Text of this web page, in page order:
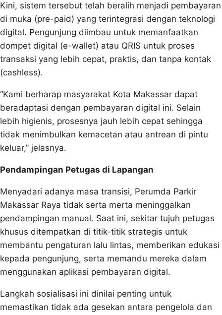
Kini, sistem tersebut telah beralih menjadi pembayaran
di muka (pre-paid) yang terintegrasi dengan teknologi
digital. Pengunjung diimbau untuk memanfaatkan
dompet digital (e-wallet) atau QRIS untuk proses
transaksi yang lebih cepat, praktis, dan tanpa kontak
(cashless).
“Kami berharap masyarakat Kota Makassar dapat
beradaptasi dengan pembayaran digital ini. Selain
lebih higienis, prosesnya jauh lebih cepat sehingga
tidak menimbulkan kemacetan atau antrean di pintu
keluar,” jelasnya.
Pendampingan Petugas di Lapangan
Menyadari adanya masa transisi, Perumda Parkir
Makassar Raya tidak serta merta meninggalkan
pendampingan manual. Saat ini, sekitar tujuh petugas
khusus ditempatkan di titik-titik strategis untuk
membantu pengaturan lalu lintas, memberikan edukasi
kepada pengunjung, serta memandu mereka dalam
menggunakan aplikasi pembayaran digital.
Langkah sosialisasi ini dinilai penting untuk
memastikan tidak ada gesekan antara pengelola dan